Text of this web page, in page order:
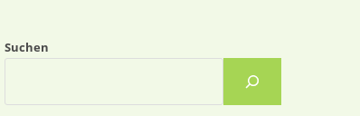
Suchen